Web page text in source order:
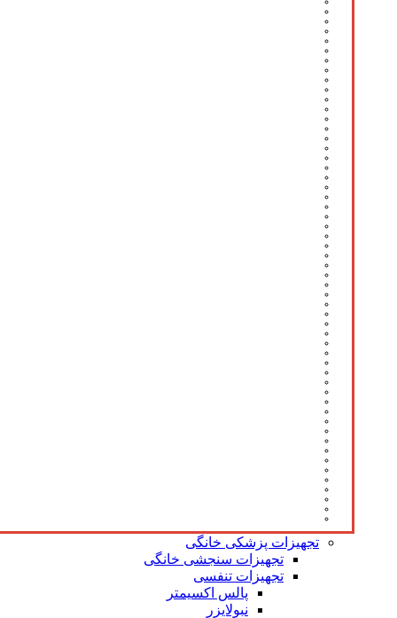
تجهیزات پزشکی خانگی
تجهیزات سنجشی خانگی
تجهیزات تنفسی
پالس اکسیمتر
نبولایزر